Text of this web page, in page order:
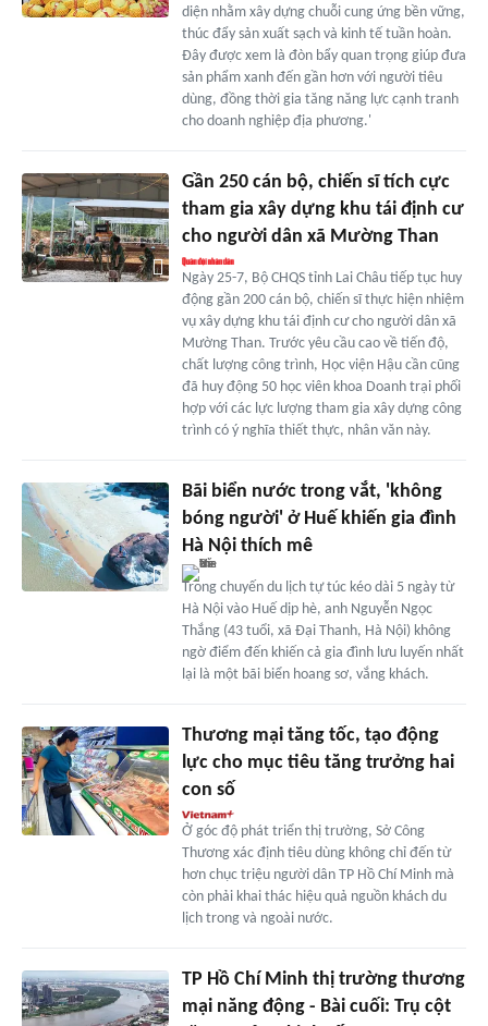
diện nhằm xây dựng chuỗi cung ứng bền vững,
thúc đẩy sản xuất sạch và kinh tế tuần hoàn.
Đây được xem là đòn bẩy quan trọng giúp đưa
sản phẩm xanh đến gần hơn với người tiêu
dùng, đồng thời gia tăng năng lực cạnh tranh
cho doanh nghiệp địa phương.'
Gần 250 cán bộ, chiến sĩ tích cực
tham gia xây dựng khu tái định cư
cho người dân xã Mường Than
Ngày 25-7, Bộ CHQS tỉnh Lai Châu tiếp tục huy
động gần 200 cán bộ, chiến sĩ thực hiện nhiệm
vụ xây dựng khu tái định cư cho người dân xã
Mường Than. Trước yêu cầu cao về tiến độ,
chất lượng công trình, Học viện Hậu cần cũng
đã huy động 50 học viên khoa Doanh trại phối
hợp với các lực lượng tham gia xây dựng công
trình có ý nghĩa thiết thực, nhân văn này.
Bãi biển nước trong vắt, 'không
bóng người' ở Huế khiến gia đình
Hà Nội thích mê
Trong chuyến du lịch tự túc kéo dài 5 ngày từ
Hà Nội vào Huế dịp hè, anh Nguyễn Ngọc
Thắng (43 tuổi, xã Đại Thanh, Hà Nội) không
ngờ điểm đến khiến cả gia đình lưu luyến nhất
lại là một bãi biển hoang sơ, vắng khách.
Thương mại tăng tốc, tạo động
lực cho mục tiêu tăng trưởng hai
con số
Ở góc độ phát triển thị trường, Sở Công
Thương xác định tiêu dùng không chỉ đến từ
hơn chục triệu người dân TP Hồ Chí Minh mà
còn phải khai thác hiệu quả nguồn khách du
lịch trong và ngoài nước.
TP Hồ Chí Minh thị trường thương
mại năng động - Bài cuối: Trụ cột